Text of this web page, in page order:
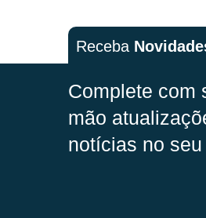
Receba
Complete com
mão
notícias no